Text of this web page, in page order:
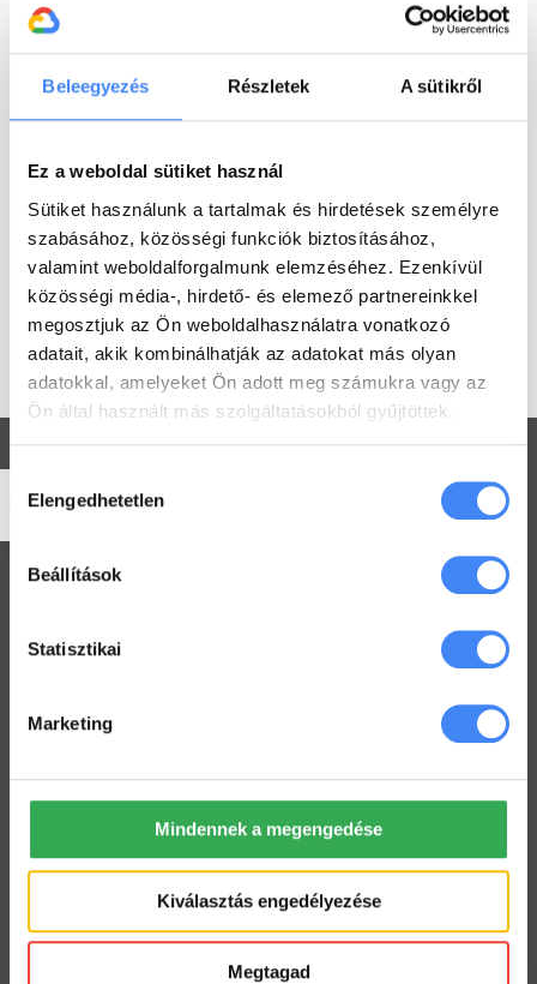
Beleegyezés Részletek A sütikről
Ez a weboldal sütiket használ
Sütiket használunk a tartalmak és hirdetések személyre
szabásához, közösségi funkciók biztosításához,
valamint weboldalforgalmunk elemzéséhez. Ezenkívül
közösségi média-, hirdető- és elemező partnereinkkel
megosztjuk az Ön weboldalhasználatra vonatkozó
adatait, akik kombinálhatják az adatokat más olyan
adatokkal, amelyeket Ön adott meg számukra vagy az
Ön által használt más szolgáltatásokból gyűjtöttek.
Hozzájárulás
kiválasztása
Elengedhetetlen
Beállítások
Statisztikai
Marketing
Mindennek a megengedése
Kiválasztás engedélyezése
Megtagad
Share
EXARO Cloud
hivatalosGoogle Cloud Partner
minősítéssel rendelkeznek és a
Google engedélyével Google
Workspace bevezetéssel és
support-tal foglalkoznak. Jelenleg
egyedüli magyar cégként csak mi
vagyunk jogosultak Google for
Education és Google Workspace
támogatásra.
2022. július 19.
Hogyan tarts minden Gmail mappát szem előtt?
2022. július 18.
Dolgozz zip fájlokkal a Drive-ban
2022. július 12.